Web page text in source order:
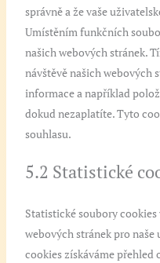
správně a že vaše
Umístěním funkčních
našich webových stránek.
návštěvě našich webových
informace a například
dokud nezaplatíte. Tyto
souhlasu.
5.2 Statistické
Statistické soubory
webových stránek pro
cookies získáváme